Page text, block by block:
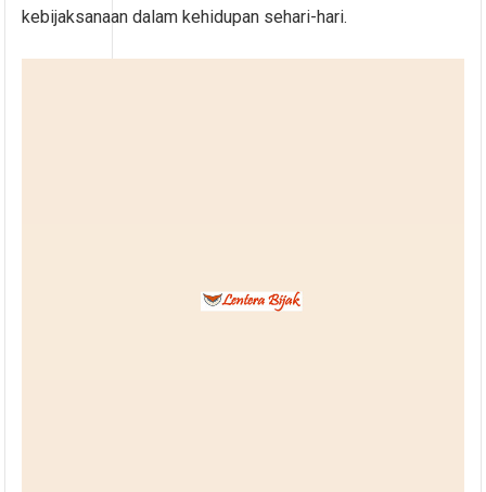
kebijaksanaan dalam kehidupan sehari-hari.